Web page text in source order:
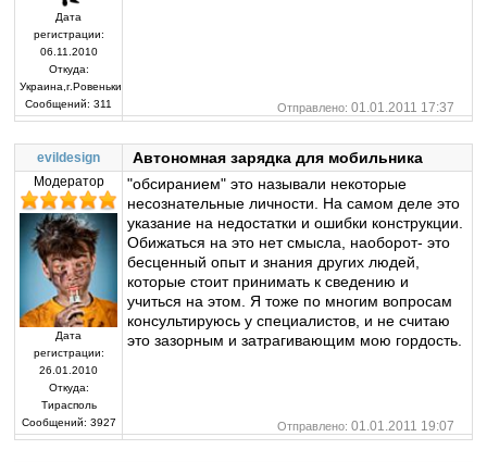
Дата
регистрации:
06.11.2010
Откуда:
Украина,г.Ровеньки
Сообщений: 311 Отправлено: 01.01.2011 17:37
evildesign Автономная зарядка для мобильника
Модератор
Дата
регистрации:
26.01.2010
Откуда:
Тирасполь
Сообщений: 3927
"обсиранием" это называли некоторые
несознательные личности. На самом деле это
указание на недостатки и ошибки конструкции.
Обижаться на это нет смысла, наоборот- это
бесценный опыт и знания других людей,
которые стоит принимать к сведению и
учиться на этом. Я тоже по многим вопросам
консультируюсь у специалистов, и не считаю
это зазорным и затрагивающим мою гордость.
Отправлено: 01.01.2011 19:07